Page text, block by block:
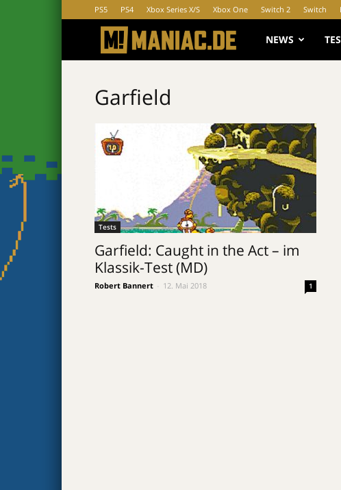
PS5 PS4 Xbox Series X/S Xbox One Switch 2 Switch
MANIAC.de
NEWS
Garfield
Tests
Garfield: Caught in the Act – im
Klassik-Test (MD)
Robert Bannert 12. Mai 2018 1